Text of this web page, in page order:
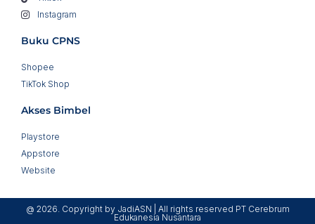
Instagram
Buku CPNS
Shopee
TikTok Shop
Akses Bimbel
Playstore
Appstore
Website
@ 2026. Copyright by JadiASN | All rights reserved PT Cerebrum
Edukanesia Nusantara